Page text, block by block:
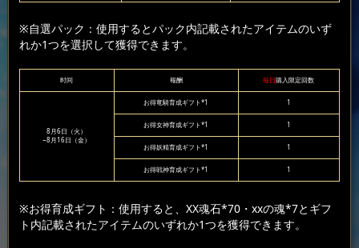
※自選パック：使用するとパック内記載されたアイテムのいず
れか1つを選択して獲得できます。
时间 報酬 毎日購入限定回数
8月6日（火）
~8月16日（金）
お得竜騎育成ギフト*1 1
お得女神育成ギフト*1 1
お得妖精育成ギフト*1 1
お得戦神育成ギフト*1 1
※お得育成ギフト：使用すると、XX魂石*70・xxの魂*7とギフ
ト内記載されたアイテムのいずれか1つを獲得できます。